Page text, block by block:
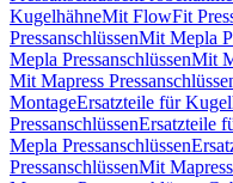
KugelhähneMit FlowFit
PressanschlüssenMit Mepla
Mepla PressanschlüssenMit
Mit Mapress
MontageErsatzteile für
PressanschlüssenErsatzteile
Mepla Pressanschlüssen
PressanschlüssenMit